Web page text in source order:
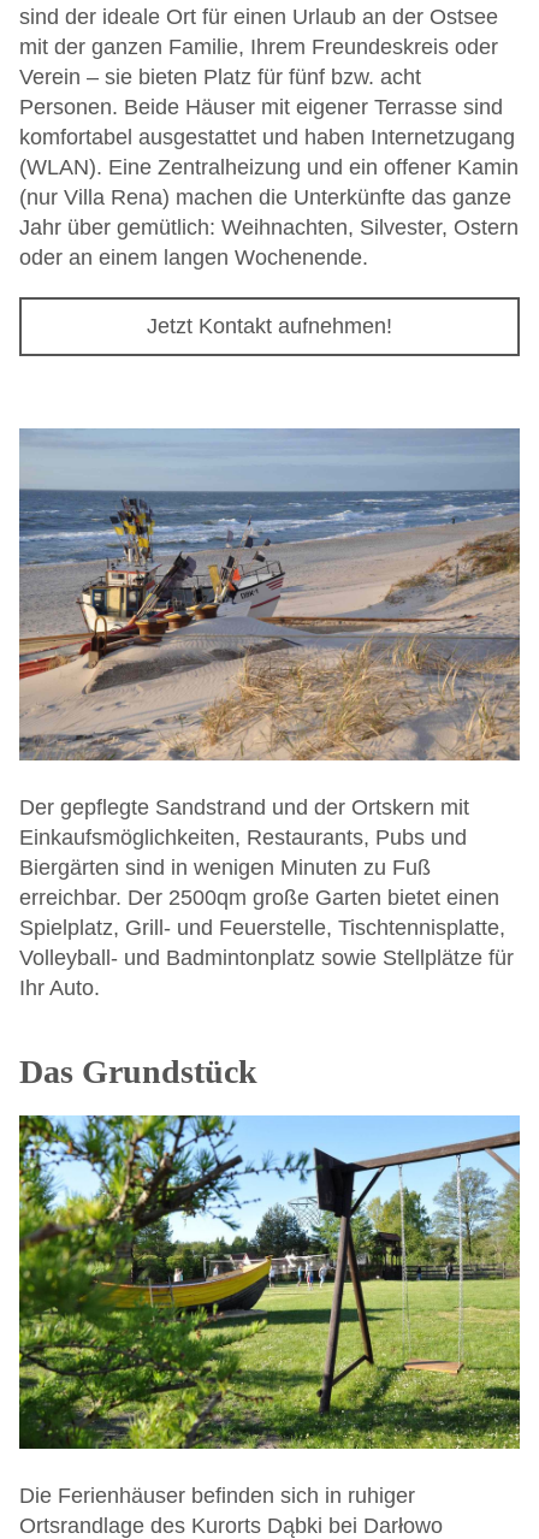
sind der ideale Ort für einen Urlaub an der Ostsee
mit der ganzen Familie, Ihrem Freundeskreis oder
Verein – sie bieten Platz für fünf bzw. acht
Personen. Beide Häuser mit eigener Terrasse sind
komfortabel ausgestattet und haben Internetzugang
(WLAN). Eine Zentralheizung und ein offener Kamin
(nur Villa Rena) machen die Unterkünfte das ganze
Jahr über gemütlich: Weihnachten, Silvester, Ostern
oder an einem langen Wochenende.
Jetzt Kontakt aufnehmen!
Der gepflegte Sandstrand und der Ortskern mit
Einkaufsmöglichkeiten, Restaurants, Pubs und
Biergärten sind in wenigen Minuten zu Fuß
erreichbar. Der 2500qm große Garten bietet einen
Spielplatz, Grill- und Feuerstelle, Tischtennisplatte,
Volleyball- und Badmintonplatz sowie Stellplätze für
Ihr Auto.
Das Grundstück
Die Ferienhäuser befinden sich in ruhiger
Ortsrandlage des Kurorts Dąbki bei Darłowo